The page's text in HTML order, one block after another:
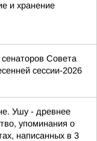
и хранение
Совета
сессии-2026
Ушу - древнее
упоминания о
написанных в 3